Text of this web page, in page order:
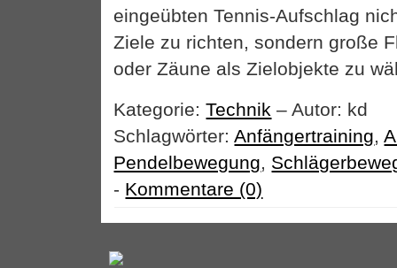
eingeübten Tennis-Aufschlag
Ziele zu richten, sondern große
oder Zäune als Zielobjekte zu
Kategorie:Technik – Autor: kd
Schlagwörter:Anfängertraining,
Pendelbewegung,
- Kommentare (0)